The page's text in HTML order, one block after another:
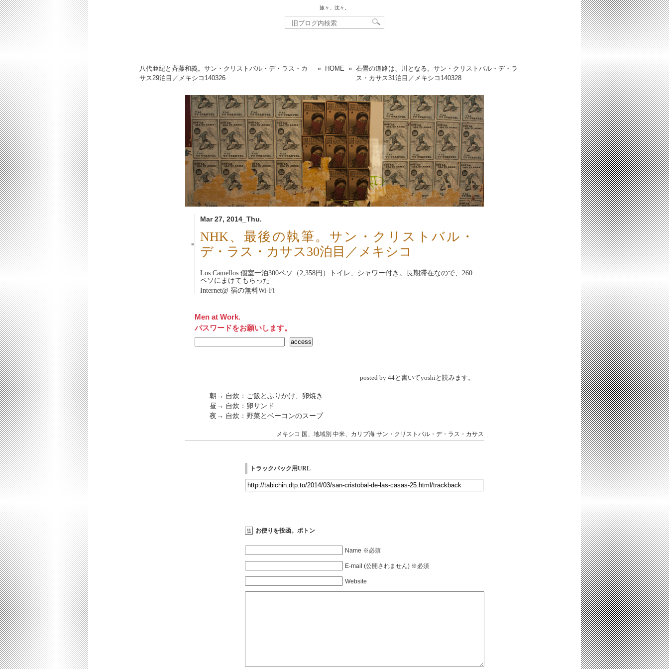
旅々、沈々。
八代亜紀と斉藤和義。サン・クリストバル・デ・ラス・カ
サス29泊目／メキシコ 140326
« HOME » 石畳の道路は、川となる。サン・クリストバル・デ・ラ
ス・カサス31泊目／メキシコ 140328
Mar 27, 2014_Thu.
■
NHK、最後の執筆。サン・クリストバル・
デ・ラス・カサス30泊目／メキシコ
Los Camellos 個室一泊300ペソ（2,358円）トイレ、シャワー付き。長期滞在なので、260
ペソにまけてもらった
Internet@ 宿の無料Wi-Fi
Men at Work.
パスワードをお願いします。
posted by 44と書いてyoshiと読みます。
朝→ 自炊：ご飯とふりかけ、卵焼き
昼→ 自炊：卵サンド
夜→ 自炊：野菜とベーコンのスープ
メキシコ 国、地域別 中米、カリブ海 サン・クリストバル・デ・ラス・カサス
トラックバック用URL
お便りを投函。ポトン
Name ※必須
E-mail (公開されません) ※必須
Website